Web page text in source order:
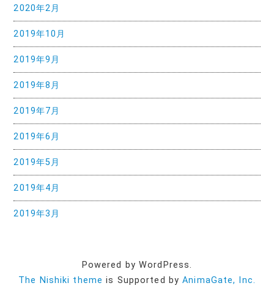
2020年2月
2019年10月
2019年9月
2019年8月
2019年7月
2019年6月
2019年5月
2019年4月
2019年3月
Powered by WordPress.
The Nishiki theme is Supported byAnimaGate, Inc.